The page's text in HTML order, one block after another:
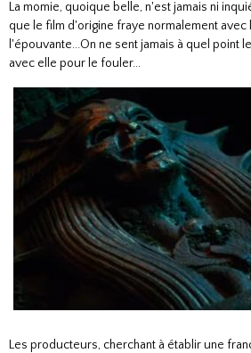
La momie, quoique belle, n'est jamais ni
que le film d'origine fraye normalement avec
l'épouvante...On ne sent jamais à quel point
avec elle pour le fouler...
Les producteurs, cherchant à établir une